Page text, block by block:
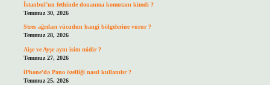
İstanbul’un fethinde donanma komutanı kimdi ?
Temmuz 30, 2026
Stres ağrıları vücudun hangi bölgelerine vurur ?
Temmuz 28, 2026
Aişe ve Ayşe aynı isim midir ?
Temmuz 27, 2026
iPhone’da Pano özelliği nasıl kullanılır ?
Temmuz 25, 2026